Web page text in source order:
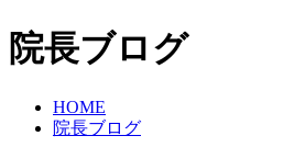
院長ブログ
HOME
院長ブログ